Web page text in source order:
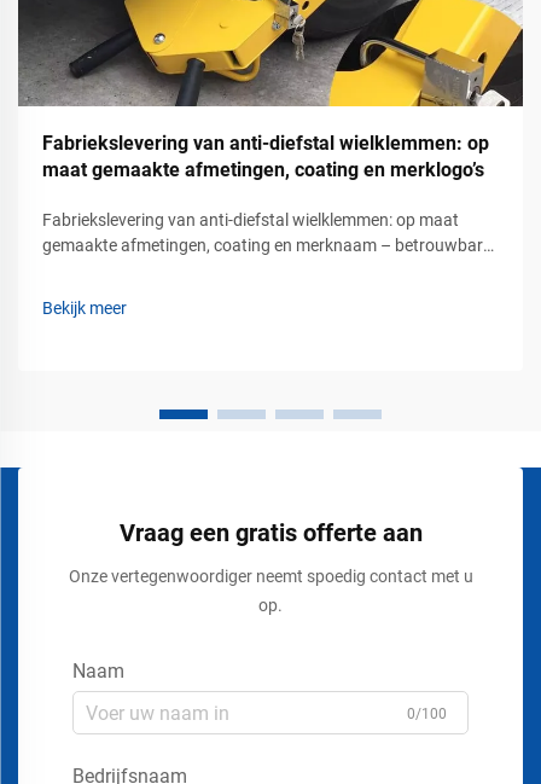
Fabriekslevering van anti-diefstal wielklemmen: op
maat gemaakte afmetingen, coating en merklogo’s
Fabriekslevering van anti-diefstal wielklemmen: op maat
gemaakte afmetingen, coating en merknaam – betrouwbare
parkeerbeheer. Voertuigdiefstal is een groot zorgpunt
geworden voor parkeerexploitanten, vastgoedbeheerders,
Bekijk meer
Vraag een gratis offerte aan
Onze vertegenwoordiger neemt spoedig contact met u
op.
Naam
0/100
Bedrijfsnaam